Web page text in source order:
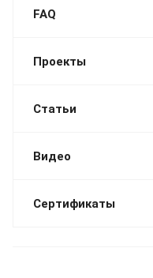
FAQ
Проекты
Статьи
Видео
Сертификаты